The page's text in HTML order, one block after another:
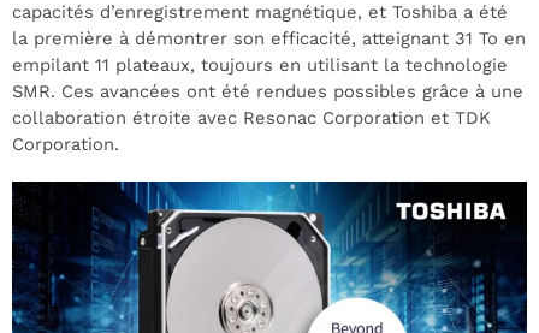
capacités d’enregistrement magnétique, et Toshiba a été
la première à démontrer son efficacité, atteignant 31 To en
empilant 11 plateaux, toujours en utilisant la technologie
SMR. Ces avancées ont été rendues possibles grâce à une
collaboration étroite avec Resonac Corporation et TDK
Corporation.